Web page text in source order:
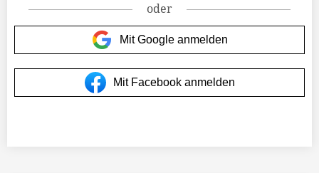
oder
Mit Google anmelden
Mit Facebook anmelden